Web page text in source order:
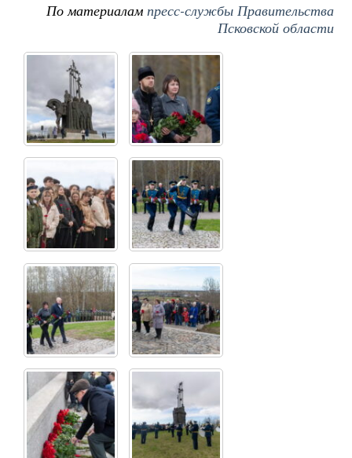
По материалампресс-службы Правительства
Псковской области